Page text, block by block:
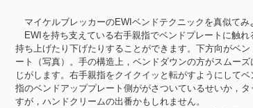
マイケルブレッカーのEWIベンドテクニックを真似てみ
EWIを持ち支えている右手親指でベンドプレートに触
持ち上げたり下げたりすることができます。下方向がベ
ート（写真）。手の構造上，ベンドダウンの方がスムー
じがします。右手親指をクイクイッと転がすようにして
指のベンドアッププレート側ががさついているせいか，
すが，ハンドクリームの出番かもしれません。